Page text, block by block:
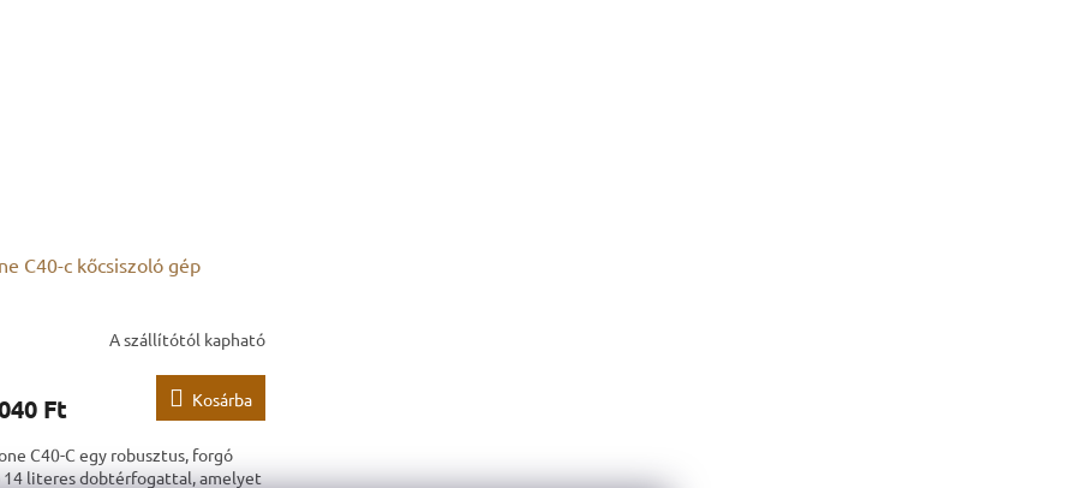
C40-c kőcsiszoló gép
A szállítótól kapható
Ft Kosárba
C40-C egy robusztus, forgó
14 literes dobtérfogattal, amelyet